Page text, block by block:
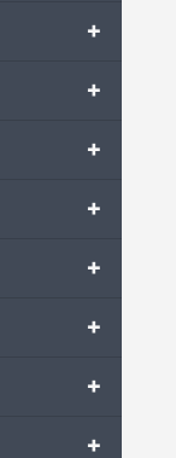
+
+
+
+
+
+
+
+